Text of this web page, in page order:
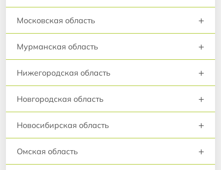
Московская область +
Мурманская область +
Нижегородская область +
Новгородская область +
Новосибирская область +
Омская область +